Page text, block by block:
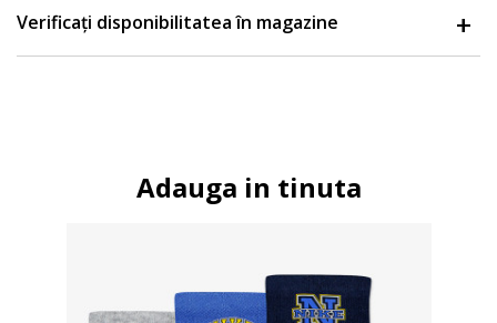
Verificați disponibilitatea în magazine
Adauga in tinuta